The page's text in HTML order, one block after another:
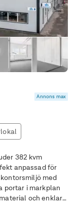
Annons max
382 kvm
anpassad för
med
portar i markplan
och enklare